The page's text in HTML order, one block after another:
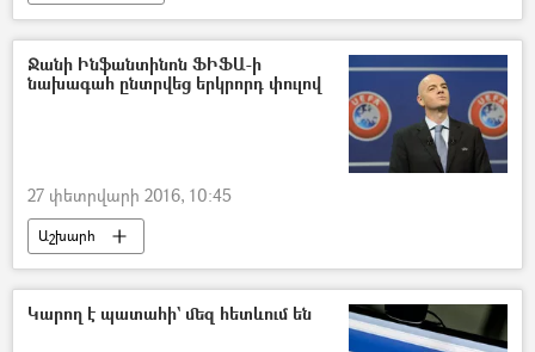
Ջանի Ինֆանտինոն ՖԻՖԱ-ի
նախագահ ընտրվեց երկրորդ փուլով
27 փետրվարի 2016, 10:45
Աշխարհ
Կարող է պատահի` մեզ հետևում են